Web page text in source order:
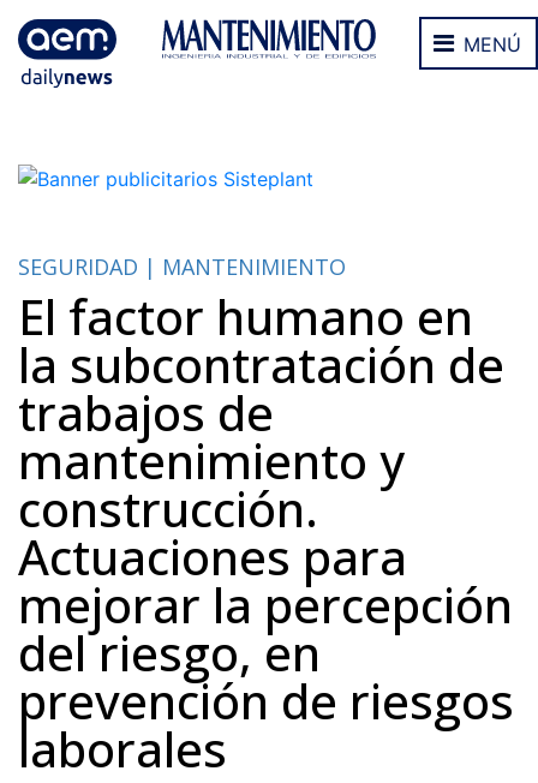
MENÚ
SEGURIDAD | MANTENIMIENTO
El factor humano en
la subcontratación de
trabajos de
mantenimiento y
construcción.
Actuaciones para
mejorar la percepción
del riesgo, en
prevención de riesgos
laborales